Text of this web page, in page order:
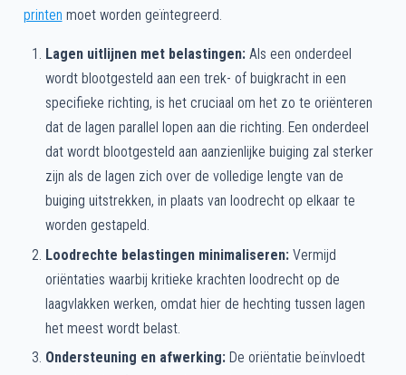
printen moet worden geïntegreerd.
Lagen uitlijnen met belastingen:Als een onderdeel
wordt blootgesteld aan een trek- of buigkracht in een
specifieke richting, is het cruciaal om het zo te oriënteren
dat de lagen parallel lopen aan die richting. Een onderdeel
dat wordt blootgesteld aan aanzienlijke buiging zal sterker
zijn als de lagen zich over de volledige lengte van de
buiging uitstrekken, in plaats van loodrecht op elkaar te
worden gestapeld.
Loodrechte belastingen minimaliseren:Vermijd
oriëntaties waarbij kritieke krachten loodrecht op de
laagvlakken werken, omdat hier de hechting tussen lagen
het meest wordt belast.
Ondersteuning en afwerking:De oriëntatie beïnvloedt